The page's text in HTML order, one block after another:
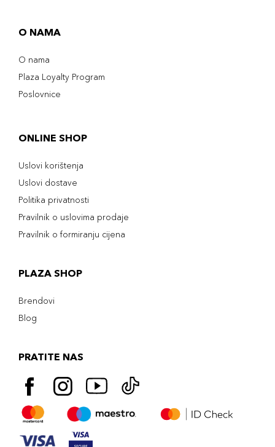
O NAMA
O nama
Plaza Loyalty Program
Poslovnice
ONLINE SHOP
Uslovi korištenja
Uslovi dostave
Politika privatnosti
Pravilnik o uslovima prodaje
Pravilnik o formiranju cijena
PLAZA SHOP
Brendovi
Blog
PRATITE NAS